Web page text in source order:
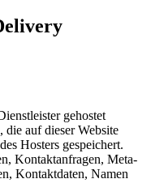
gehostet
die auf dieser Website
Hosters gespeichert.
Kontaktanfragen, Meta-
Kontaktdaten, Namen